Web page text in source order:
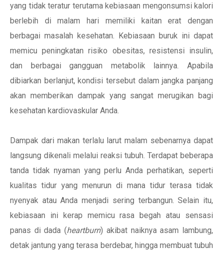
yang tidak teratur terutama kebiasaan mengonsumsi kalori
berlebih di malam hari memiliki kaitan erat dengan
berbagai masalah kesehatan. Kebiasaan buruk ini dapat
memicu peningkatan risiko obesitas, resistensi insulin,
dan berbagai gangguan metabolik lainnya. Apabila
dibiarkan berlanjut, kondisi tersebut dalam jangka panjang
akan memberikan dampak yang sangat merugikan bagi
kesehatan kardiovaskular Anda.
Dampak dari makan terlalu larut malam sebenarnya dapat
langsung dikenali melalui reaksi tubuh. Terdapat beberapa
tanda tidak nyaman yang perlu Anda perhatikan, seperti
kualitas tidur yang menurun di mana tidur terasa tidak
nyenyak atau Anda menjadi sering terbangun. Selain itu,
kebiasaan ini kerap memicu rasa begah atau sensasi
panas di dada (heartburn) akibat naiknya asam lambung,
detak jantung yang terasa berdebar, hingga membuat tubuh